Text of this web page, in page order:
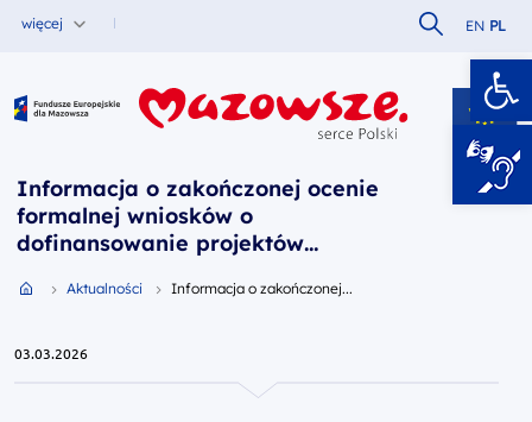
więcej Szukaj w
EN PL
Fundusze Europejskie dla Mazowsza
Informacja o zakończonej ocenie
formalnej wniosków o
dofinansowanie projektów
FEMA.09.01-IP.01-072/25,
Typ projektu: Rewitalizacja
obszarów zdegradowanych
programu Fundusze Europejskie
Przejdź do strony głównej portalu
Aktualności Informacja o zakończonej...
03.03.2026